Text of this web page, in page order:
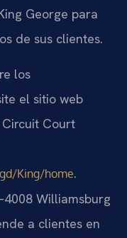
George para
de sus clientes.
los
el sitio web
Court
King/home.
Williamsburg
a clientes en